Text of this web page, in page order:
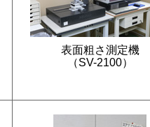
表面粗さ測定機
（SV-2100）